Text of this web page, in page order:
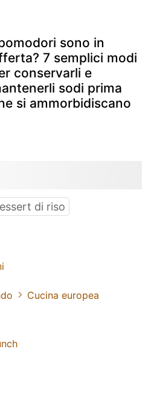
sono in
7 semplici modi
conservarli e
sodi prima
si ammorbidiscano
di riso
Cucina europea